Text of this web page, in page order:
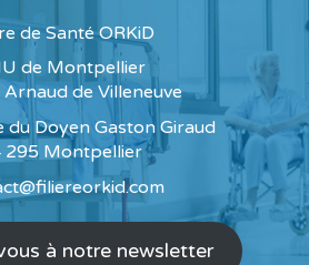
de Santé ORKiD
de Montpellier
de Villeneuve
du Doyen Gaston Giraud
295 Montpellier
à notre newsletter